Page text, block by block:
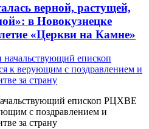
верной, растущей,
в Новокузнецке
«Церкви на Камне»
епископ РЦХВЕ
с поздравлением и
за страну